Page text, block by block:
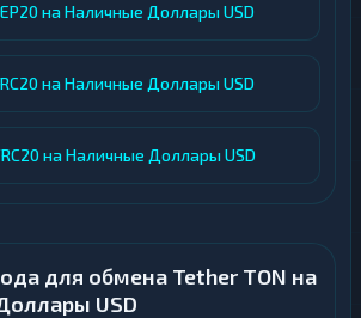
на Наличные Доллары USD
на Наличные Доллары USD
на Наличные Доллары USD
для обмена Tether TON на
USD